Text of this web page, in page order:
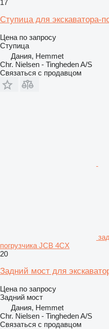
17
Ступица для экскаватора-
Цена по запросу
Ступица
Дания, Hemmet
Chr. Nielsen - Tingheden A/S
Связаться с продавцом
погрузчика JCB 4CX
20
Задний мост для
Цена по запросу
Задний мост
Дания, Hemmet
Chr. Nielsen - Tingheden A/S
Связаться с продавцом